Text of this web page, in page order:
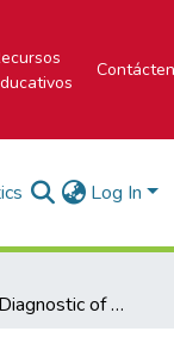
Log In
Comparative Diagnostic of Standards of Sustainability from Costa Rica and Colombia: Sustainable Tourism Certification and Quality Tourism Certificate / Environmental Seal